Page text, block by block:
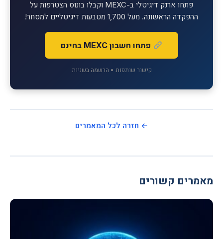
פתחו ארנק דיגיטלי ב-MEXC וקבלו בונוס הצטרפות על
ההפקדה הראשונה. מעל 1,700 מטבעות דיגיטליים למסחר!
פתחו חשבון MEXC בחינם
קישור שותפות • הרשמה בשניות
← חזרה לכל המאמרים
מאמרים קשורים